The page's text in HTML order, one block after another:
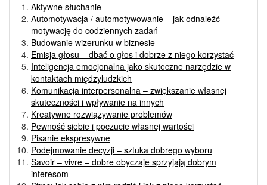
Aktywne słuchanie
Automotywacja / automotywowanie – jak odnaleźć
motywację do codziennych zadań
Budowanie wizerunku w biznesie
Emisja głosu – dbać o głos i dobrze z niego korzystać
Inteligencja emocjonalna jako skuteczne narzędzie w
kontaktach międzyludzkich
Komunikacja interpersonalna – zwiększanie własnej
skuteczności i wpływanie na innych
Kreatywne rozwiązywanie problemów
Pewność siebie i poczucie własnej wartości
Pisanie ekspresywne
Podejmowanie decyzji – sztuka dobrego wyboru
Savoir – vivre – dobre obyczaje sprzyjają dobrym
interesom